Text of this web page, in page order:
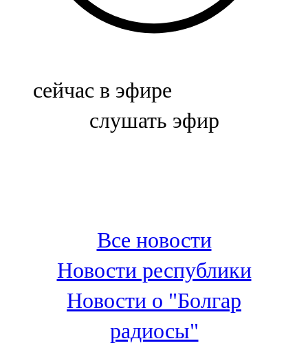
Биләр
Болгар
100,3 FM
Зәй
106,6 FM
Кадыбаш
105,2 FM
сейчас в эфире
слушать эфир
Все новости
Новости республики
Новости о "Болгар
радиосы"